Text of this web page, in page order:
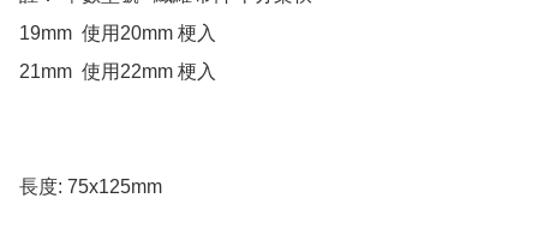
19mm  使用20mm 梗入
21mm  使用22mm 梗入
長度: 75x125mm